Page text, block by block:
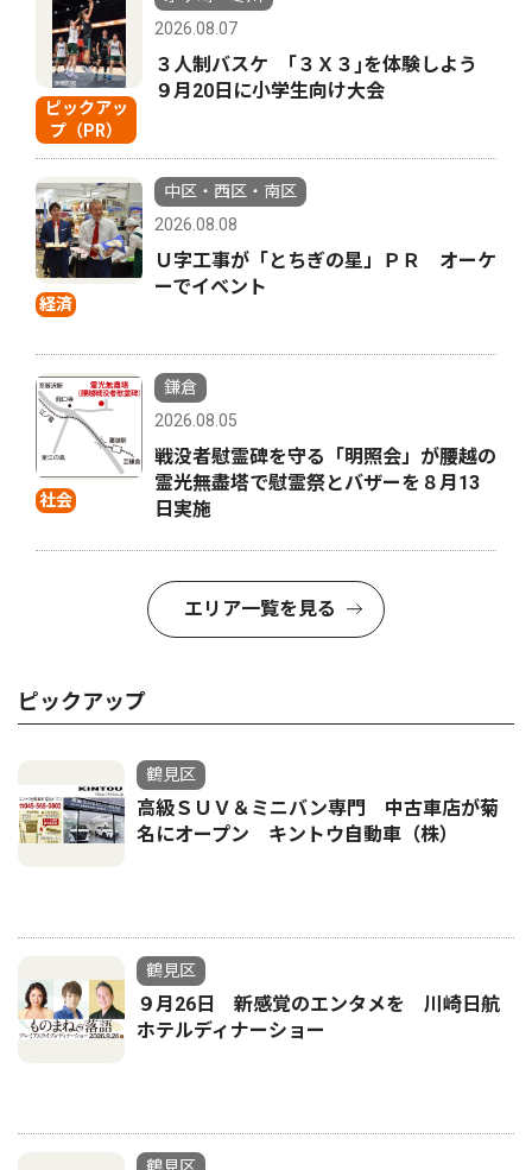
ピックアッ
プ（PR）
2026.08.07
３人制バスケ ｢３Ｘ３｣を体験しよう
９月20日に小学生向け大会
経済
中区・西区・南区
2026.08.08
Ｕ字工事が「とちぎの星」ＰＲ オーケ
ーでイベント
社会
鎌倉
2026.08.05
戦没者慰霊碑を守る「明照会」が腰越の
霊光無盡塔で慰霊祭とバザーを８月13
日実施
エリア一覧を見る
ピックアップ
鶴見区
高級ＳＵＶ＆ミニバン専門 中古車店が菊
名にオープン キントウ自動車（株）
鶴見区
９月26日 新感覚のエンタメを 川崎日航
ホテルディナーショー